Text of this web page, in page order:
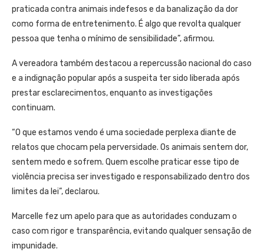
praticada contra animais indefesos e da banalização da dor
como forma de entretenimento. É algo que revolta qualquer
pessoa que tenha o mínimo de sensibilidade”, afirmou.
A vereadora também destacou a repercussão nacional do caso
e a indignação popular após a suspeita ter sido liberada após
prestar esclarecimentos, enquanto as investigações
continuam.
“O que estamos vendo é uma sociedade perplexa diante de
relatos que chocam pela perversidade. Os animais sentem dor,
sentem medo e sofrem. Quem escolhe praticar esse tipo de
violência precisa ser investigado e responsabilizado dentro dos
limites da lei”, declarou.
Marcelle fez um apelo para que as autoridades conduzam o
caso com rigor e transparência, evitando qualquer sensação de
impunidade.